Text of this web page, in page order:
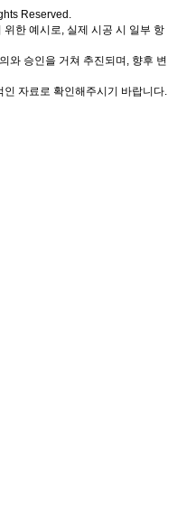
Reserved.
한 예시로, 실제 시공 시 일부 항
와 승인을 거쳐 추진되며, 향후 변
자료로 확인해주시기 바랍니다.